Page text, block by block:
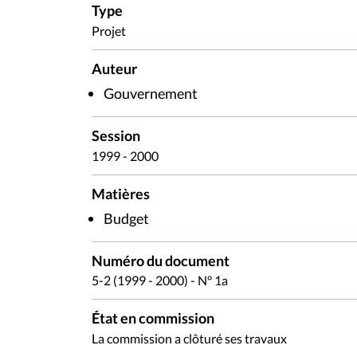
Type
Projet
Auteur
Gouvernement
Session
1999 - 2000
Matières
Budget
Numéro du document
5-2 (1999 - 2000) - N° 1a
État en commission
La commission a clôturé ses travaux